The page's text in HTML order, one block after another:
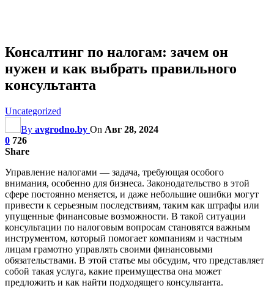
Консалтинг по налогам: зачем он
нужен и как выбрать правильного
консультанта
Uncategorized
By avgrodno.by On Авг 28, 2024
0 726
Share
Управление налогами — задача, требующая особого
внимания, особенно для бизнеса. Законодательство в этой
сфере постоянно меняется, и даже небольшие ошибки могут
привести к серьезным последствиям, таким как штрафы или
упущенные финансовые возможности. В такой ситуации
консультации по налоговым вопросам становятся важным
инструментом, который помогает компаниям и частным
лицам грамотно управлять своими финансовыми
обязательствами. В этой статье мы обсудим, что представляет
собой такая услуга, какие преимущества она может
предложить и как найти подходящего консультанта.